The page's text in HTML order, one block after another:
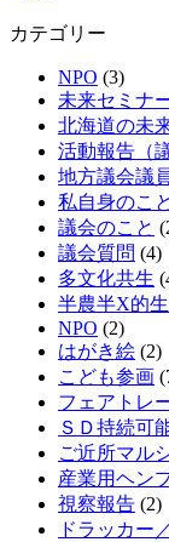
カテゴリー
NPO (3)
未来セミナ
北海道の未
活動報告（
地方議会議
私自身のこと
議会のこと
議会質問 (4)
多文化共生
半農半X的
NPO (2)
はがき絵 (2)
こども参画
フェアトレ
ＳＤ持続可
ご近所マル
産業用ヘン
視察報告 (2)
ドラッカー